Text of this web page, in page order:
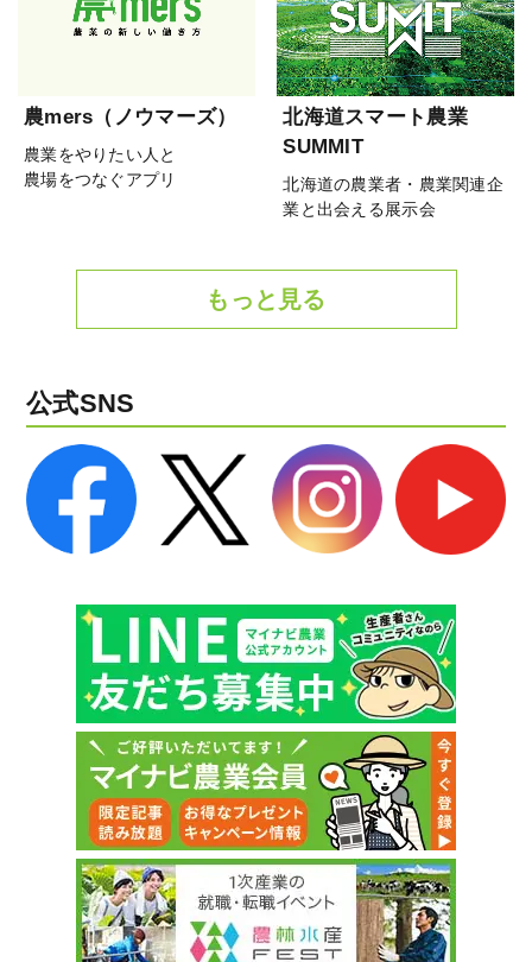
農mers（ノウマーズ）
農業をやりたい人と
農場をつなぐアプリ
北海道スマート農業
SUMMIT
北海道の農業者・農業関連企
業と出会える展示会
もっと見る
公式SNS